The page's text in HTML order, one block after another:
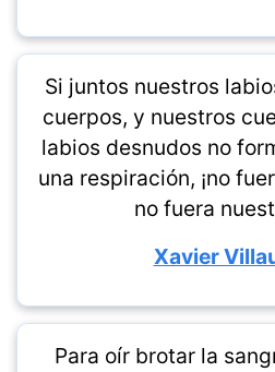
Si juntos nuestros
cuerpos, y nuestros
labios desnudos no
una respiración, ¡no
no fuera
Xavier
Para oír brotar la